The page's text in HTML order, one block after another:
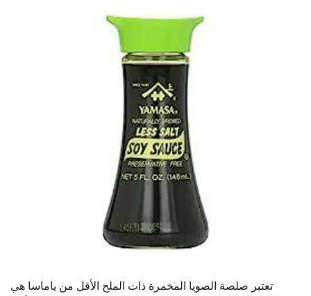
تعتبر صلصة الصويا المخمرة ذات الملح الأقل من ياماسا هي